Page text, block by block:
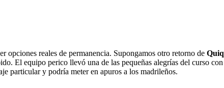
opciones reales de permanencia. Supongamos otro retorno de
El equipo perico llevó una de las pequeñas alegrías del curso
particular y podría meter en apuros a los madrileños.